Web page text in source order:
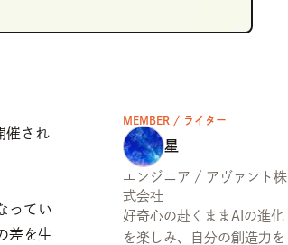
催され
ってい
差を生
MEMBER / ライター
星
エンジニア / アヴァント株
式会社
好奇心の赴くままAIの進化
を楽しみ、自分の創造力を